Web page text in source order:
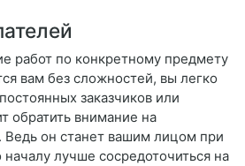
работ по конкретному предмету
вам без сложностей, вы легко
заказчиков или
обратить внимание на
Ведь он станет вашим лицом при
началу лучше сосредоточиться на